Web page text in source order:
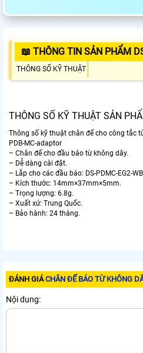
📖 THÔNG TIN SẢN PHẨM
THÔNG SỐ KỸ THUẬT
THÔNG SỐ KỸ THUẬT SẢN
Thông số kỹ thuật chân đế cho công tắc
PDB-MC-adaptor
– Chân đế cho đầu báo từ không dây.
– Dễ dàng cài đặt.
– Lắp cho các đầu báo: DS-PDMC-EG2-
– Kích thước: 14mm×37mm×5mm.
– Trọng lượng: 6.8g.
– Xuất xứ: Trung Quốc.
– Bảo hành: 24 tháng.
ĐÁNH GIÁCHÂN ĐẾ BÁO TỪ KHÔNG
Nội dung: